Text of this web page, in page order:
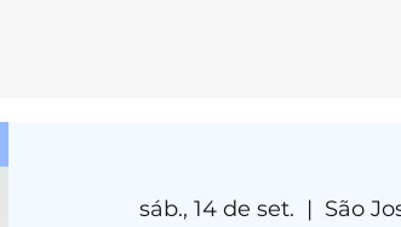
AÇÃ
sáb., 14 de set.
  |
São